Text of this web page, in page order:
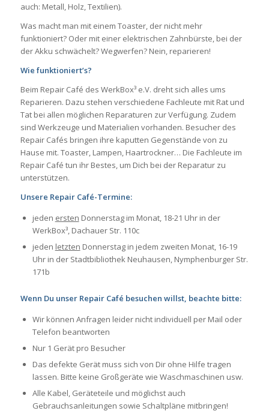
auch: Metall, Holz, Textilien).
Was macht man mit einem Toaster, der nicht mehr
funktioniert? Oder mit einer elektrischen Zahnbürste, bei der
der Akku schwächelt? Wegwerfen? Nein, reparieren!
Wie funktioniert’s?
Beim Repair Café des WerkBox³ e.V. dreht sich alles ums
Reparieren. Dazu stehen verschiedene Fachleute mit Rat und
Tat bei allen möglichen Reparaturen zur Verfügung. Zudem
sind Werkzeuge und Materialien vorhanden. Besucher des
Repair Cafés bringen ihre kaputten Gegenstände von zu
Hause mit. Toaster, Lampen, Haartrockner… Die Fachleute im
Repair Café tun ihr Bestes, um Dich bei der Reparatur zu
unterstützen.
Unsere Repair Café-Termine:
jeden ersten Donnerstag im Monat, 18-21 Uhr in der
WerkBox³, Dachauer Str. 110c
jeden letzten Donnerstag in jedem zweiten Monat, 16-19
Uhr in der Stadtbibliothek Neuhausen, Nymphenburger Str.
171b
Wenn Du unser Repair Café besuchen willst, beachte bitte:
Wir können Anfragen leider nicht individuell per Mail oder
Telefon beantworten
Nur 1 Gerät pro Besucher
Das defekte Gerät muss sich von Dir ohne Hilfe tragen
lassen. Bitte keine Großgeräte wie Waschmaschinen usw.
Alle Kabel, Geräteteile und möglichst auch
Gebrauchsanleitungen sowie Schaltpläne mitbringen!